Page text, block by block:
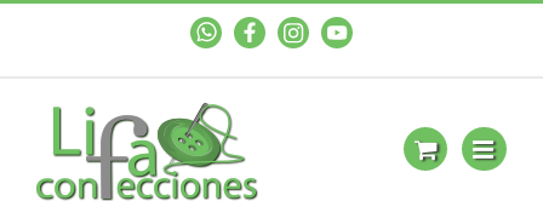
WhastAppFacebookInstagramYouTube